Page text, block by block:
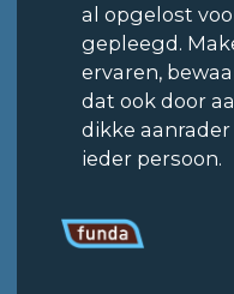
al opgelost
gepleegd.
ervaren,
dat ook door
dikke
ieder persoon.